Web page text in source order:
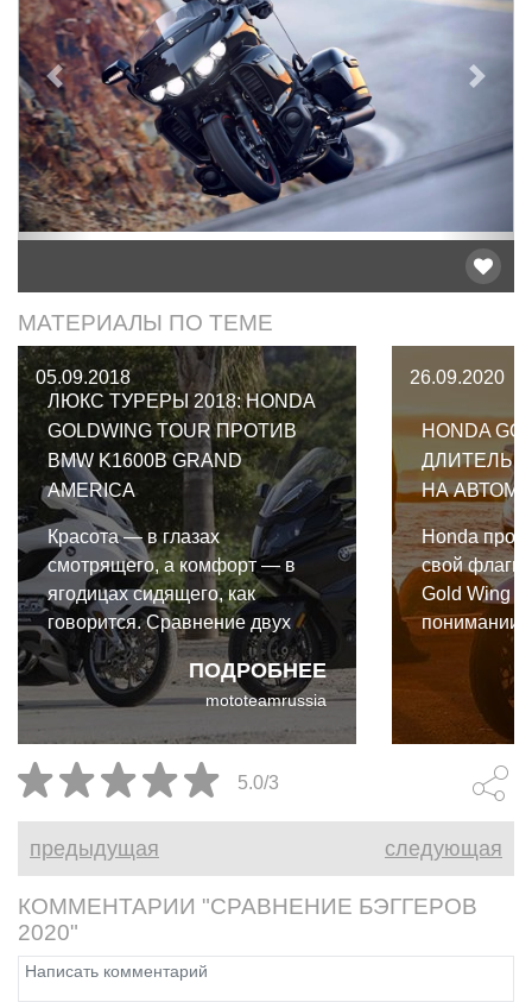
Предыдущий
МАТЕРИАЛЫ ПО ТЕМЕ
05.09.2018
ЛЮКС ТУРЕРЫ 2018: HONDA
GOLDWING TOUR ПРОТИВ
BMW K1600B GRAND
AMERICA
ПОДРОБНЕЕ
Красота — в глазах
смотрящего, а комфорт — в
ягодицах сидящего, как
говорится. Сравнение двух
люкс туреров 2018 года - 12
цилиндров, 48 клапанов, 250
литров багажа и 1600 км.
mototeamrussia
26.09.2020
HONDA
НА
Honda
свой
Gold Wing
понимании
году, и
турера с
системой
достойной
предков.
Голды на
5.0/3
предыдущая следующая
КОММЕНТАРИИ "СРАВНЕНИЕ БЭГГЕРОВ
2020"